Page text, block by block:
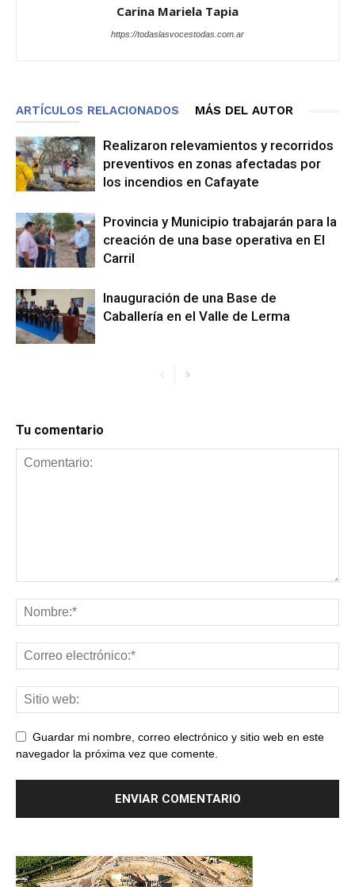
Carina Mariela Tapia
https://todaslasvocestodas.com.ar
ARTÍCULOS RELACIONADOS MÁS DEL AUTOR
Realizaron relevamientos y recorridos
preventivos en zonas afectadas por
los incendios en Cafayate
Provincia y Municipio trabajarán para la
creación de una base operativa en El
Carril
Inauguración de una Base de
Caballería en el Valle de Lerma
Tu comentario
Guardar mi nombre, correo electrónico y sitio web en este
navegador la próxima vez que comente.